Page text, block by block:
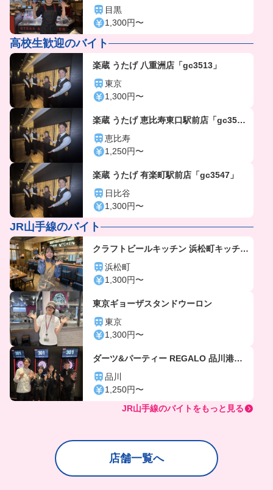
ー アトレ目黒店
目黒
1,300円〜
高校生歓迎のバイト
楽蔵 うたげ 八重洲店「gc3513」
東京
1,300円〜
楽蔵 うたげ 恵比寿東口駅前店「gc356
4」恵比寿
1,250円〜
楽蔵 うたげ 有楽町駅前店「gc3547」
日比谷
1,300円〜
JR山手線のバイト
クラフトビールキッチン 浜松町キッチン
「gc5804」
浜松町
1,300円〜
東京ギョーザスタンドウーロン
東京
1,300円〜
ダーツ&パーティー REGALO 品川港南
口店「gc6103」
品川
1,250円〜
JR山手線のバイトをもっと見る
店舗一覧へ